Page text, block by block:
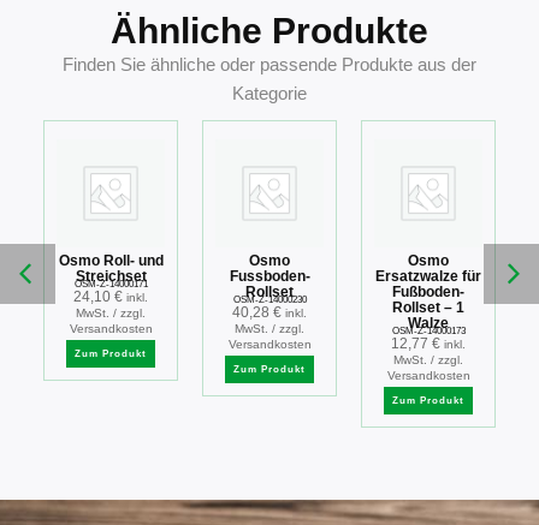
Ähnliche Produkte
Finden Sie ähnliche oder passende Produkte aus der
Kategorie
Osmo Roll- und
Streichset
OSM-Z-14000171
24,10 € inkl.
MwSt. / zzgl.
Versandkosten
Zum Produkt
Osmo
Fussboden-
Rollset
OSM-Z-14000230
40,28 € inkl.
MwSt. / zzgl.
Versandkosten
Zum Produkt
Osmo
Ersatzwalze für
Fußboden-
Rollset – 1
Walze
OSM-Z-14000173
12,77 € inkl.
MwSt. / zzgl.
Versandkosten
Zum Produkt